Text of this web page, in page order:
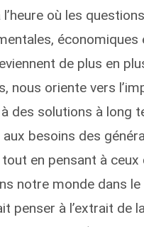
où les questions
économiques
de plus en
nous oriente vers
des solutions à long
besoins des
en pensant à ceux
notre monde dans
penser à l’extrait de